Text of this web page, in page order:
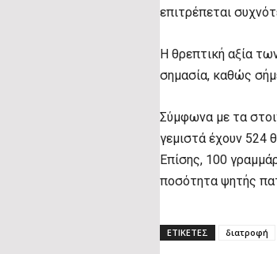
επιτρέπεται
Η θρεπτική αξία
σημασία, καθώς
Σύμφωνα με τα
γεμιστά έχουν 524
Επίσης, 100
ποσότητα ψητής
ΕΤΙΚΕΤΕΣ διατροφή